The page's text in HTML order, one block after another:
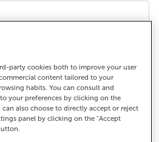
anticipadas
Fixa Mari
Abanca?
party cookies both to improve your user
content tailored to your
habits. You can consult and
your preferences by clicking on the
also choose to directly accept or reject
panel by clicking on the "Accept